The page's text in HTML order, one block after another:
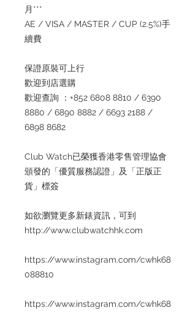
月***
AE / VISA / MASTER / CUP (2.5%)手
續費
保證原裝可上行
歡迎到店選購
歡迎查詢 ：+852 6808 8810 / 6390
8880 / 6890 8882 / 6693 2188 /
6898 8682
Club Watch已榮獲香港零售管理協會
頒發的「優質服務認證」及「正版正
貨」標簽
如欲瀏覽更多新錶資訊，可到
http://www.clubwatchhk.com
https://www.instagram.com/cwhk68
088810
https://www.instagram.com/cwhk68